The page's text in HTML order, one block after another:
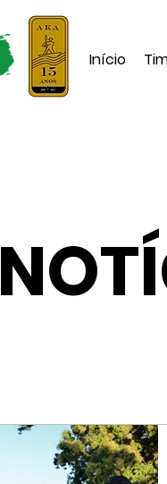
Início